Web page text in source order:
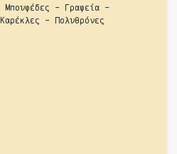
Μπουφέδες - Γραφεία -
- Πολυθρόνες